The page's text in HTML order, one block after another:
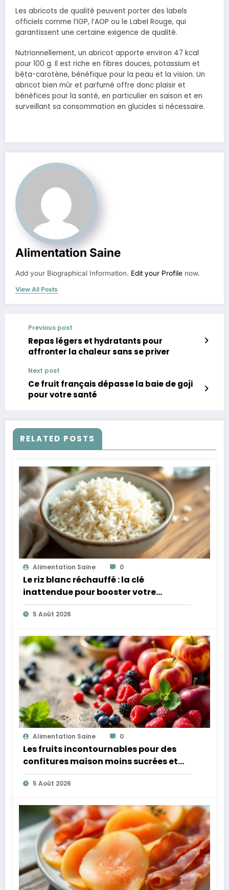
Les abricots de qualité peuvent porter des labels
officiels comme l’IGP, l’AOP ou le Label Rouge, qui
garantissent une certaine exigence de qualité.
Nutrionnellement, un abricot apporte environ 47 kcal
pour 100 g. Il est riche en fibres douces, potassium et
bêta-carotène, bénéfique pour la peau et la vision. Un
abricot bien mûr et parfumé offre donc plaisir et
bénéfices pour la santé, en particulier en saison et en
surveillant sa consommation en glucides si nécessaire.
Alimentation Saine
Add your Biographical Information. Edit your Profile now.
View All Posts
Previous post
Repas légers et hydratants pour
affronter la chaleur sans se priver
Next post
Ce fruit français dépasse la baie de goji
pour votre santé
RELATED POSTS
Alimentation Saine 0
Le riz blanc réchauffé : la clé
inattendue pour booster votre
microbiote
5 Août 2026
Alimentation Saine 0
Les fruits incontournables pour des
confitures maison moins sucrées et
plus légères
5 Août 2026